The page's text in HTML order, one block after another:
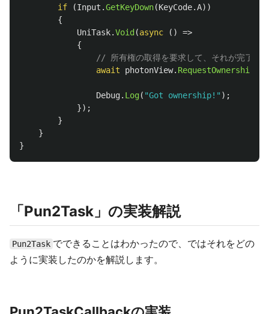
if
(Input .GetKeyDown(KeyCode.A))
{
UniTask.Void (async ()
=>
{
// 所有権の取得を要求して、それが完了す
await
photonView.
Debug. Log( "Got ownership!" );
});
}
}
}
「Pun2Task」の実装解説
Pun2Task でできることはわかったので、ではそれをどの
ように実装したのかを解説します。